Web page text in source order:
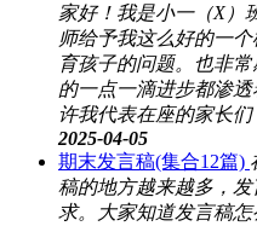
家好！我是小一（X）
师给予我这么好的一
育孩子的问题。也非
的一点一滴进步都渗
许我代表在座的家长
2025-04-05
期末发言稿(集合12篇)
稿的地方越来越多，
求。大家知道发言稿